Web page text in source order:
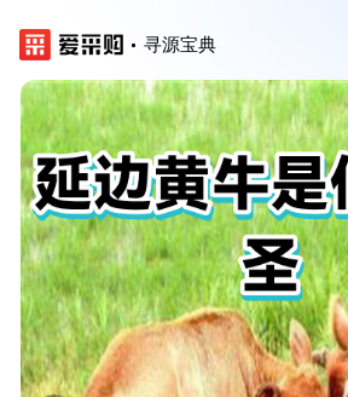
寻源宝典